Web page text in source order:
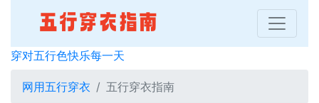
穿对五行色快乐每一天
网用五行穿衣 五行穿衣指南